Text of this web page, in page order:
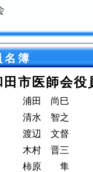
名簿
田市医師会役
浦田 尚巳
清水 智之
渡辺 文督
木村 晋三
柿原 隼